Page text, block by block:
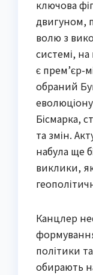
ключова
двигуном,
волю з
системі, на
є прем’єр-
обраний
Бісмарка,
та змін.
набула ще
виклики,
Канцлер
політики
обирають